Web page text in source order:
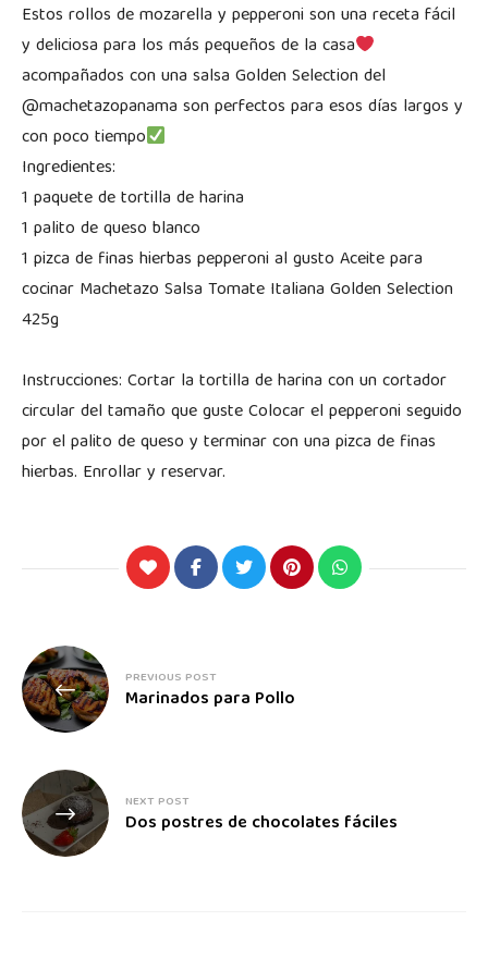
Estos rollos de mozarella y pepperoni son una receta fácil
y deliciosa para los más pequeños de la casa
acompañados con una salsa Golden Selection del
@machetazopanama son perfectos para esos días largos y
con poco tiempo
Ingredientes:
1 paquete de tortilla de harina
1 palito de queso blanco
1 pizca de finas hierbas pepperoni al gusto Aceite para
cocinar Machetazo Salsa Tomate Italiana Golden Selection
425g
Instrucciones: Cortar la tortilla de harina con un cortador
circular del tamaño que guste Colocar el pepperoni seguido
por el palito de queso y terminar con una pizca de finas
hierbas. Enrollar y reservar.
PREVIOUS POST
Marinados para Pollo
NEXT POST
Dos postres de chocolates fáciles